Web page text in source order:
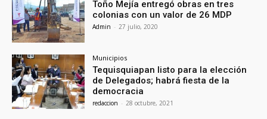
Toño Mejía entregó obras en tres
colonias con un valor de 26 MDP
Admin - 27 julio, 2020
Municipios
Tequisquiapan listo para la elección
de Delegados; habrá fiesta de la
democracia
redaccion - 28 octubre, 2021